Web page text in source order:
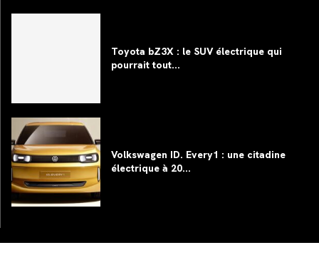
Toyota bZ3X : le SUV électrique qui
pourrait tout...
Volkswagen ID. Every1 : une citadine
électrique à 20...